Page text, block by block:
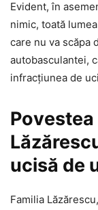
Evident, în
nimic, toată
care nu va scăpa
autobasculantei,
infracțiunea de
ucisă de
Familia